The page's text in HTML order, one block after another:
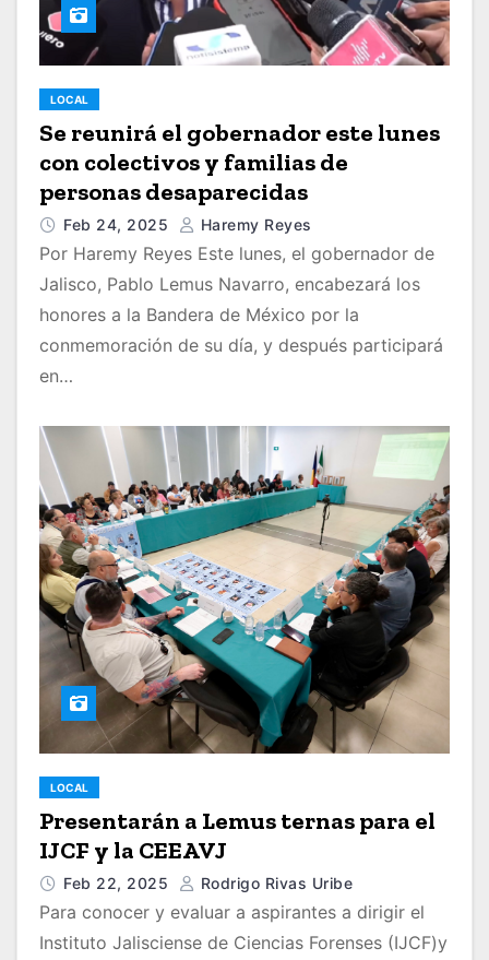
LOCAL
Se reunirá el gobernador este lunes
con colectivos y familias de
personas desaparecidas
Feb 24, 2025 Haremy Reyes
Por Haremy Reyes Este lunes, el gobernador de
Jalisco, Pablo Lemus Navarro, encabezará los
honores a la Bandera de México por la
conmemoración de su día, y después participará
en…
LOCAL
Presentarán a Lemus ternas para el
IJCF y la CEEAVJ
Feb 22, 2025 Rodrigo Rivas Uribe
Para conocer y evaluar a aspirantes a dirigir el
Instituto Jalisciense de Ciencias Forenses (IJCF)y